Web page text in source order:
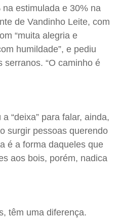
estimulada e 30% na
de Vandinho Leite, com
“muita alegria e
humildade”, e pediu
serranos. “O caminho é
“deixa” para falar, ainda,
surgir pessoas querendo
é a forma daqueles que
aos bois, porém, nadica
têm uma diferença.